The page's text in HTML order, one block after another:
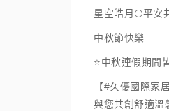
星空皓月🌕平安
中秋節快樂
⭐️中秋連假期間
【#久優國際家居
與您共創舒適溫